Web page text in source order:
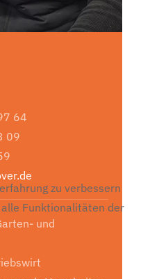
64
09
und
zu verbessern
alle Funktionalitäten der